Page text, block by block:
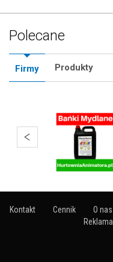
Polecane
Firmy Produkty
Kontakt Cennik O nas
Reklama